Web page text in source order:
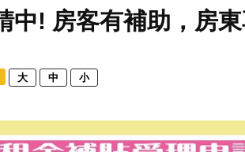
中! 房客有補助，房
大 中 小